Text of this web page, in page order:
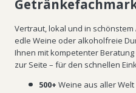
Vertraut, lokal und in schönstem
edle Weine oder alkoholfreie
Ihnen mit kompetenter
zur Seite – für den schnellen
500+ Weine aus aller Welt